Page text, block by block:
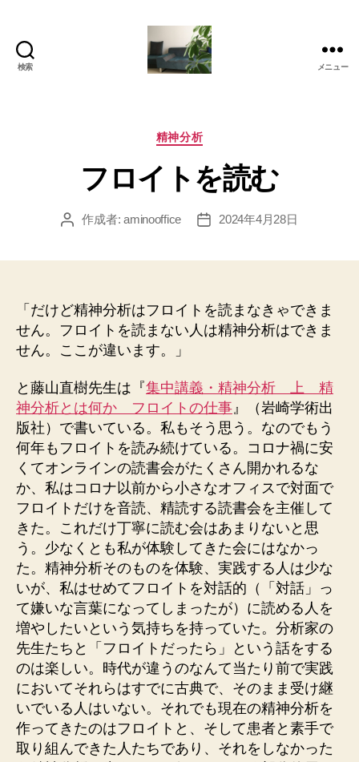
検索
美
か
も
あ
の
グ
メニュー
カ
ゴ
リ
精神分析
フロイトを読む
投
作成者:aminooffice
投
2024年4月28日
「だけど精神分析はフロイトを読まなきゃできま
せん。フロイトを読まない人は精神分析はできま
せん。ここが違います。」
と藤山直樹先生は『集中講義・精神分析 上 精
神分析とは何か フロイトの仕事』（岩崎学術出
版社）で書いている。私もそう思う。なのでもう
何年もフロイトを読み続けている。コロナ禍に安
くてオンラインの読書会がたくさん開かれるな
か、私はコロナ以前から小さなオフィスで対面で
フロイトだけを音読、精読する読書会を主催して
きた。これだけ丁寧に読む会はあまりないと思
う。少なくとも私が体験してきた会にはなかっ
た。精神分析そのものを体験、実践する人は少な
いが、私はせめてフロイトを対話的（「対話」っ
て嫌いな言葉になってしまったが）に読める人を
増やしたいという気持ちを持っていた。分析家の
先生たちと「フロイトだったら」という話をする
のは楽しい。時代が違うのなんて当たり前で実践
においてそれらはすでに古典で、そのまま受け継
いでいる人はいない。それでも現在の精神分析を
作ってきたのはフロイトと、そして患者と素手で
取り組んできた人たちであり、それをしなかった